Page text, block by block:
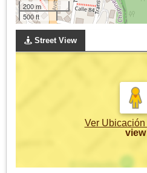
200 m
500 ft
Street View
Ver Ubicación
view